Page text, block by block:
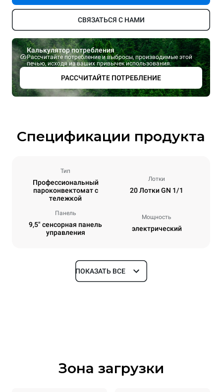
СВЯЗАТЬСЯ С НАМИ
Калькулятор потребления
Рассчитайте потребление и выбросы, производимые этой
печью, исходя из ваших привычек использования.
РАССЧИТАЙТЕ ПОТРЕБЛЕНИЕ
Спецификации продукта
Тип
Профессиональный
пароконвектомат с
тележкой
Лотки
20 Лотки GN 1/1
Панель
9,5" сенсорная панель
управления
Мощность
электрический
Размеры
Спецификации противней
ПОКАЗАТЬ ВСЕ
Зона загрузки